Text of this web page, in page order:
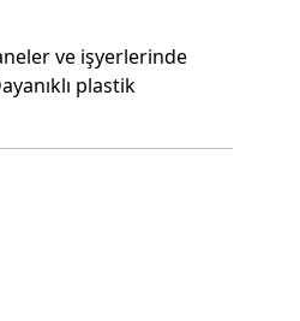
ve işyerlerinde
plastik